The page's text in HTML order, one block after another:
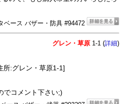
ベース バザー・防具 #94472
グレン・草原 1-1 (詳細)
所:グレン・草原1-1]
でコメント下さい;)